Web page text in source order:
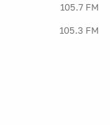
105.7 FM
105.3 FM